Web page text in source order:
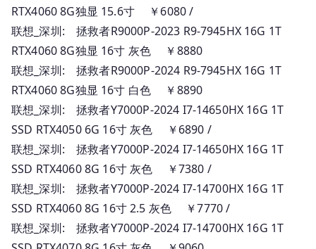
RTX4060 8G独显 15.6寸 ￥6080 /
联想_深圳: 拯救者R9000P-2023 R9-7945HX 16G 1T
RTX4060 8G独显 16寸 灰色 ￥8880
联想_深圳: 拯救者R9000P-2024 R9-7945HX 16G 1T
RTX4060 8G独显 16寸 白色 ￥8890
联想_深圳: 拯救者Y7000P-2024 I7-14650HX 16G 1T
SSD RTX4050 6G 16寸 灰色 ￥6890 /
联想_深圳: 拯救者Y7000P-2024 I7-14650HX 16G 1T
SSD RTX4060 8G 16寸 灰色 ￥7380 /
联想_深圳: 拯救者Y7000P-2024 I7-14700HX 16G 1T
SSD RTX4060 8G 16寸 2.5 灰色 ￥7770 /
联想_深圳: 拯救者Y7000P-2024 I7-14700HX 16G 1T